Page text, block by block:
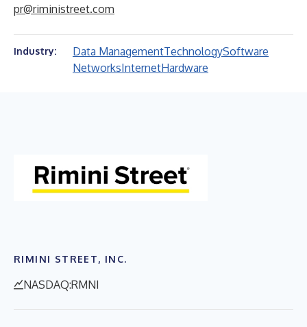
pr@riministreet.com
Industry: Data ManagementTechnologySoftware
NetworksInternetHardware
RIMINI STREET, INC.
NASDAQ:RMNI